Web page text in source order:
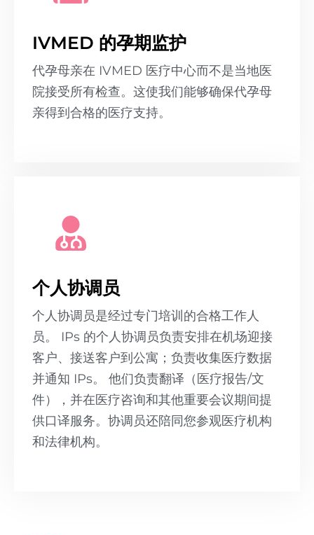
IVMED 的孕期监护
代孕母亲在 IVMED 医疗中心而不是当地医
院接受所有检查。这使我们能够确保代孕母
亲得到合格的医疗支持。
个人协调员
个人协调员是经过专门培训的合格工作人
员。 IPs 的个人协调员负责安排在机场迎接
客户、接送客户到公寓；负责收集医疗数据
并通知 IPs。 他们负责翻译（医疗报告/文
件），并在医疗咨询和其他重要会议期间提
供口译服务。协调员还陪同您参观医疗机构
和法律机构。